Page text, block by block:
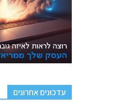
עדכונים אחרונים